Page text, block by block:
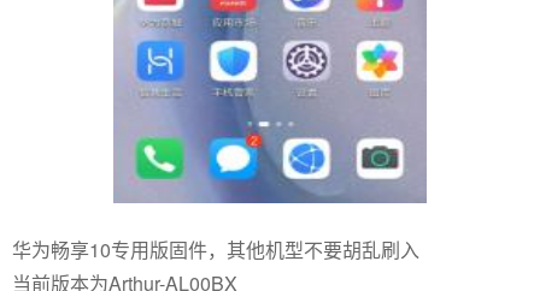
华为畅享10专用版固件，其他机型不要胡乱刷入
当前版本为Arthur-AL00BX